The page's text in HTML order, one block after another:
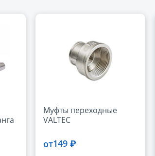
Муфты переходные
VALTEC
от149 ₽